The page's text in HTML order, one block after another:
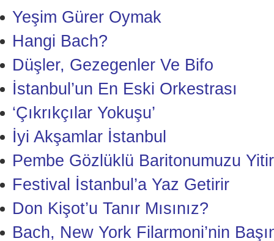
Yeşim Gürer Oymak
Hangi Bach?
Düşler, Gezegenler Ve Bifo
İstanbul’un En Eski Orkestrası
‘Çıkrıkçılar Yokuşu’
İyi Akşamlar İstanbul
Pembe Gözlüklü Baritonumuzu
Festival İstanbul’a Yaz Getirir
Don Kişot’u Tanır Mısınız?
Bach, New York Filarmoni’nin